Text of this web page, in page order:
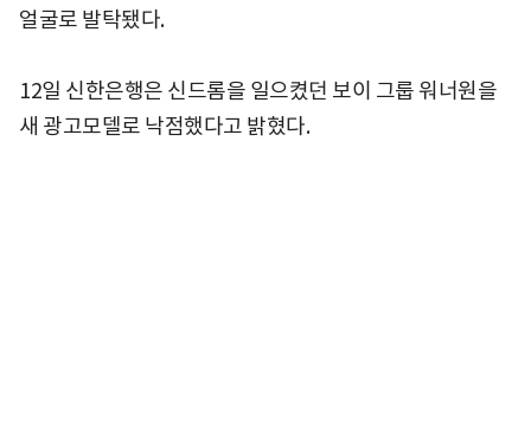
얼굴로 발탁됐다.
12일 신한은행은 신드롬을 일으켰던 보이 그룹 워너원을
새 광고모델로 낙점했다고 밝혔다.